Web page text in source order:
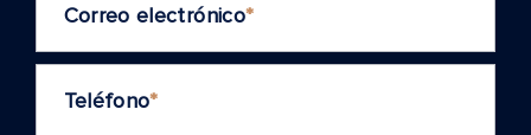
Correo electrónico*
Teléfono*